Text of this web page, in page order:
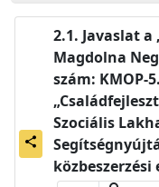
share
Javaslat a
Magdolna
szám: KMOP-
Szociális